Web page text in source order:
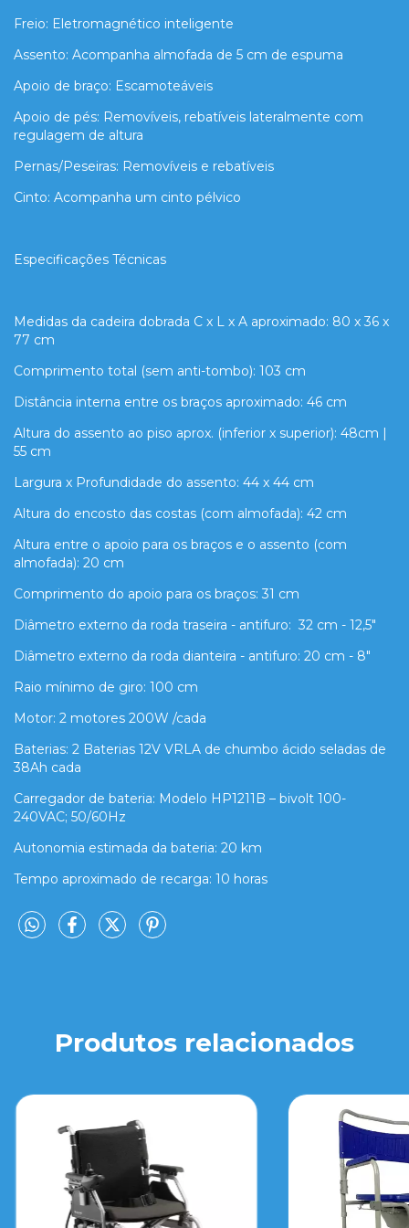
Freio: Eletromagnético inteligente
Assento: Acompanha almofada de 5 cm de espuma
Apoio de braço: Escamoteáveis
Apoio de pés: Removíveis, rebatíveis lateralmente com
regulagem de altura
Pernas/Peseiras: Removíveis e rebatíveis
Cinto: Acompanha um cinto pélvico
Especificações Técnicas
Medidas da cadeira dobrada C x L x A aproximado: 80 x 36 x
77 cm
Comprimento total (sem anti-tombo): 103 cm
Distância interna entre os braços aproximado: 46 cm
Altura do assento ao piso aprox. (inferior x superior): 48cm |
55 cm
Largura x Profundidade do assento: 44 x 44 cm
Altura do encosto das costas (com almofada): 42 cm
Altura entre o apoio para os braços e o assento (com
almofada): 20 cm
Comprimento do apoio para os braços: 31 cm
Diâmetro externo da roda traseira - antifuro: 32 cm - 12,5"
Diâmetro externo da roda dianteira - antifuro: 20 cm - 8"
Raio mínimo de giro: 100 cm
Motor: 2 motores 200W /cada
Baterias: 2 Baterias 12V VRLA de chumbo ácido seladas de
38Ah cada
Carregador de bateria: Modelo HP1211B – bivolt 100-
240VAC; 50/60Hz
Autonomia estimada da bateria: 20 km
Tempo aproximado de recarga: 10 horas
Produtos relacionados